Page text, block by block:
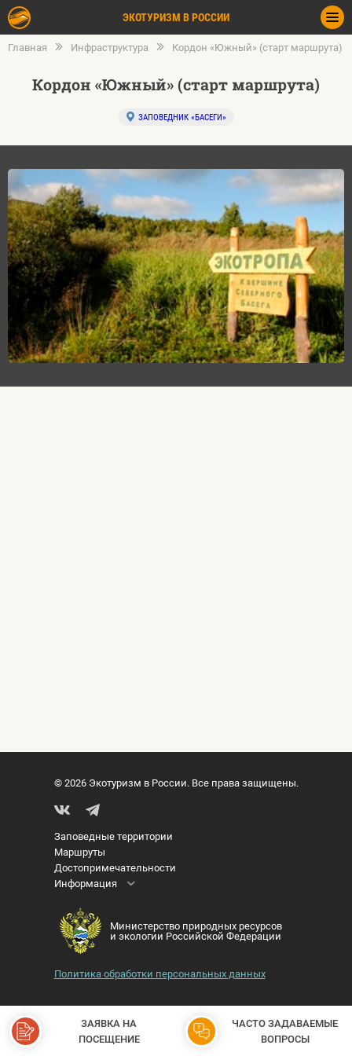
ЭКОТУРИЗМ В РОССИИ
Главная Инфраструктура Кордон «Южный» (старт маршрута)
ЗАЯВКА НА
ПОСЕЩЕНИЕ
ЧАСТО ЗАДАВАЕМЫЕ
ВОПРОСЫ
Кордон «Южный» (старт маршрута)
ЗАПОВЕДНИК «БАСЕГИ»
© 2026 Экотуризм в России. Все права защищены.
Заповедные территории
Маршруты
Достопримечательности
Информация
Министерство природных ресурсов
и экологии Российской Федерации
Политика обработки персональных данных